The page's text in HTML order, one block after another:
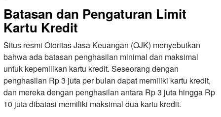
Batasan dan Pengaturan Limit
Kartu Kredit
Situs resmi Otoritas Jasa Keuangan (OJK) menyebutkan
bahwa ada batasan penghasilan minimal dan maksimal
untuk kepemilikan kartu kredit. Seseorang dengan
penghasilan Rp 3 juta per bulan dapat memiliki kartu kredit,
dan mereka dengan penghasilan antara Rp 3 juta hingga Rp
10 juta dibatasi memiliki maksimal dua kartu kredit.